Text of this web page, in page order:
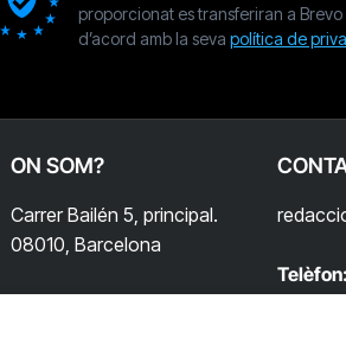
proporcionat es transferiran a
d’acord amb la seva política de
ON SOM?
Carrer Bailén 5, principal.
08010, Barcelona
Telèfon: